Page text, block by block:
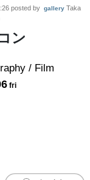
posted by gallery Taka
ン
/ Film
fri